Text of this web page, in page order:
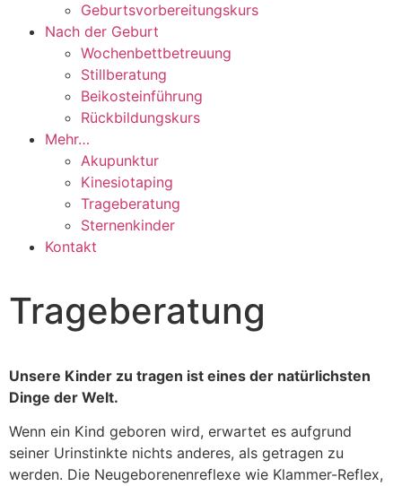
Geburtsvorbereitungskurs
Nach der Geburt
Wochenbettbetreuung
Stillberatung
Beikosteinführung
Rückbildungskurs
Mehr…
Akupunktur
Kinesiotaping
Trageberatung
Sternenkinder
Kontakt
Trageberatung
Unsere Kinder zu tragen ist eines der natürlichsten
Dinge der Welt.
Wenn ein Kind geboren wird, erwartet es aufgrund
seiner Urinstinkte nichts anderes, als getragen zu
werden. Die Neugeborenenreflexe wie Klammer-Reflex,